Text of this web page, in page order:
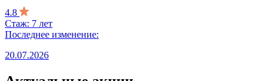
4.8
Стаж: 7 лет
Последнее изменение:
20.07.2026